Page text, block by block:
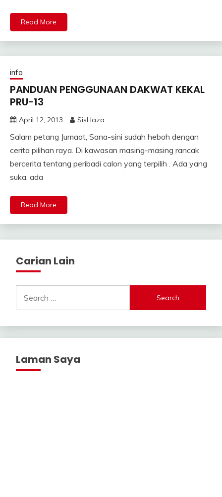
Read More
info
PANDUAN PENGGUNAAN DAKWAT KEKAL
PRU-13
April 12, 2013 SisHaza
Salam petang Jumaat, Sana-sini sudah heboh dengan
cerita pilihan raya. Di kawasan masing-masing rancak
bercerita tentang peribadi calon yang terpilih . Ada yang
suka, ada
Read More
Carian Lain
for:
Laman Saya